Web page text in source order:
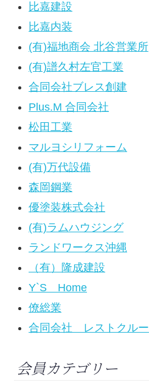
比嘉建設
比嘉内装
(有)福地商会 北谷営業所
(有)譜久村左官工業
合同会社ブレス創建
Plus.M 合同会社
松田工業
マルヨシリフォーム
(有)万代設備
森岡鋼業
優塗装株式会社
(有)ラムハウジング
ランドワークス沖縄
（有）隆成建設
Y`S Home
僚総業
合同会社 レストクルー
会員カテゴリー